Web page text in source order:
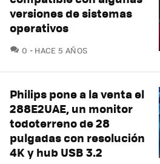
versiones de sistemas
operativos
0 COMENTARIOS
HACE 5 AÑOS
Philips pone a la venta el
288E2UAE, un monitor
todoterreno de 28
pulgadas con resolución
4K y hub USB 3.2